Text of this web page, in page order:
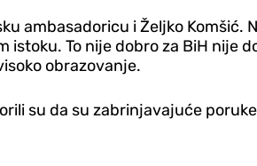
ambasadoricu i Željko
To nije dobro za BiH nije
obrazovanje.
su da su zabrinjavajuće